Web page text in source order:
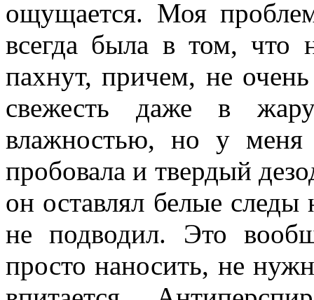
ощущается. Моя
всегда была в том,
пахнут, причем, не
свежесть даже в
влажностью, но у
пробовала и твердый
он оставлял белые
не подводил. Это
просто наносить, не